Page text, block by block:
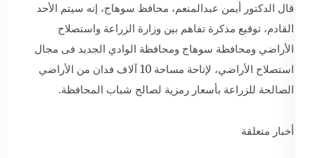
قال الدكتور أيمن عبدالمنعم، محافظ سوهاج، إنه سيتم الأحد
القادم، توقيع مذكرة تفاهم بين وزارة الزراعة واستصلاح
الأراضي ومحافظة سوهاج ومحافظة الوادي الجديد فى مجال
استصلاح الأراضي، لإتاحة مساحة 10 آلاف فدان من الأراضي
الصالحة للزراعة بأسعار رمزية لصالح شباب المحافظة.
أخبار متعلقة